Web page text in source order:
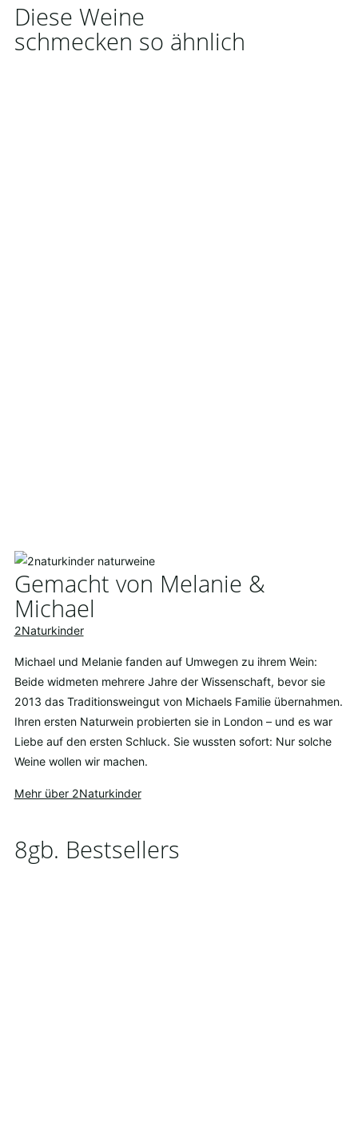
Diese Weine
schmecken so ähnlich
Gemacht von Melanie &
Michael
2Naturkinder
Michael und Melanie fanden auf Umwegen zu ihrem Wein:
Beide widmeten mehrere Jahre der Wissenschaft, bevor sie
2013 das Traditionsweingut von Michaels Familie übernahmen.
Ihren ersten Naturwein probierten sie in London – und es war
Liebe auf den ersten Schluck. Sie wussten sofort: Nur solche
Weine wollen wir machen.
Mehr über 2Naturkinder
8gb. Bestsellers